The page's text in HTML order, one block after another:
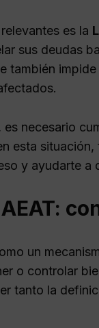
es la
sus deudas
también
es necesario
esta
y ayudarte a
un
o controlar
tanto la